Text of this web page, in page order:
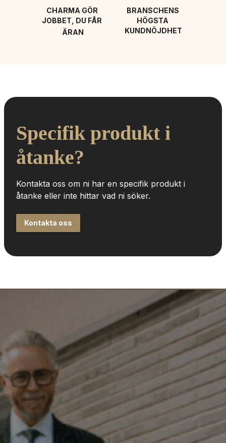
CHARMA GÖR
JOBBET, DU FÅR
ÄRAN
BRANSCHENS
HÖGSTA
KUNDNÖJDHET
Specifik produkt i
åtanke?
Kontakta oss om ni har en specifik produkt i
åtanke eller inte hittar vad ni söker.
Kontakta oss